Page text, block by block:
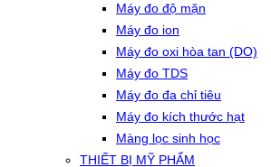
Máy đo độ mặn
Máy đo ion
Máy đo oxi hòa tan (DO)
Máy đo TDS
Máy đo đa chỉ tiêu
Máy đo kích thước hạt
Màng lọc sinh học
THIẾT BỊ MỸ PHẨM